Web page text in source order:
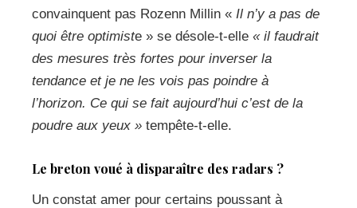
convainquent pas Rozenn Millin « Il n’y a pas de
quoi être optimiste » se désole-t-elle « il faudrait
des mesures très fortes pour inverser la
tendance et je ne les vois pas poindre à
l’horizon. Ce qui se fait aujourd’hui c’est de la
poudre aux yeux » tempête-t-elle.
Le breton voué à disparaître des radars ?
Un constat amer pour certains poussant à